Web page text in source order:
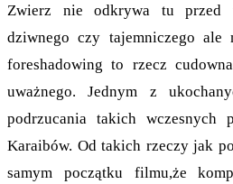
Zwierz nie odkrywa tu przed
dziwnego czy tajemniczego ale
foreshadowing to rzecz
uważnego. Jednym z
podrzucania takich wczesnych
Karaibów. Od takich rzeczy jak
samym początku filmu,że